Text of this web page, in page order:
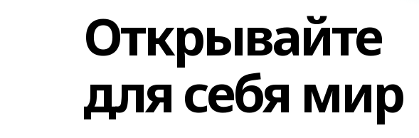
Открывайте
для себя мир